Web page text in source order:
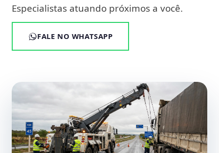
Especialistas atuando próximos a você.
FALE NO WHATSAPP